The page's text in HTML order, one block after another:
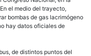
el medio del trayecto,
bombas de gas lacrimógeno
hay datos oficiales de
de distintos puntos del